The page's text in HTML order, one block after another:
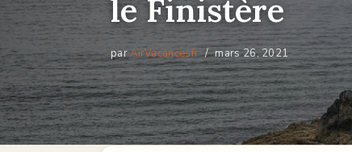
le Finistère
parAirVacancesfr mars 26, 2021